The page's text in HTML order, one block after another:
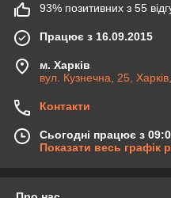
93% позитивних з 55
Працює з 16.09.2015
м. Харків
вул. Кузнечна, 25,
Контакти
Сьогодні працює з
Показати весь графік